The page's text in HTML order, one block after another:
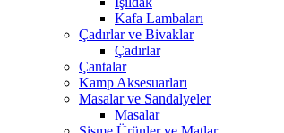
Kafa Lambaları
Çadırlar ve Bivaklar
Çadırlar
Çantalar
Kamp Aksesuarları
Masalar ve Sandalyeler
Masalar